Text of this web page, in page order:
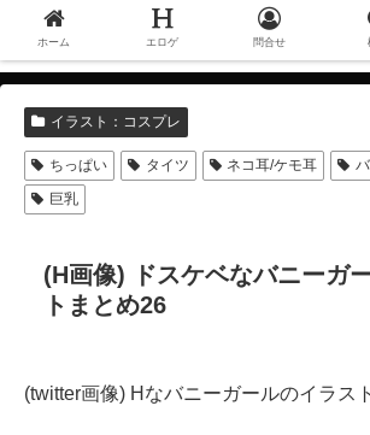
イラスト：コスプレ
ちっぱい タイツ ネコ耳/ケモ耳
巨乳
(H画像) ドスケベなバニーガ
トまとめ26
(twitter画像) Hなバニーガールのイラス
ホーム エロゲ 問合せ